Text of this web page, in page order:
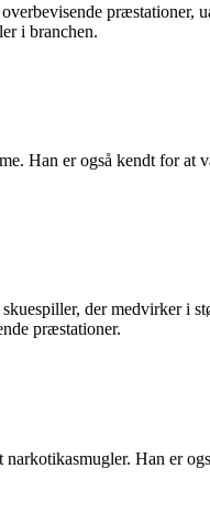
præstationer,
i branchen.
Han er også kendt for at
der medvirker i
præstationer.
Han er